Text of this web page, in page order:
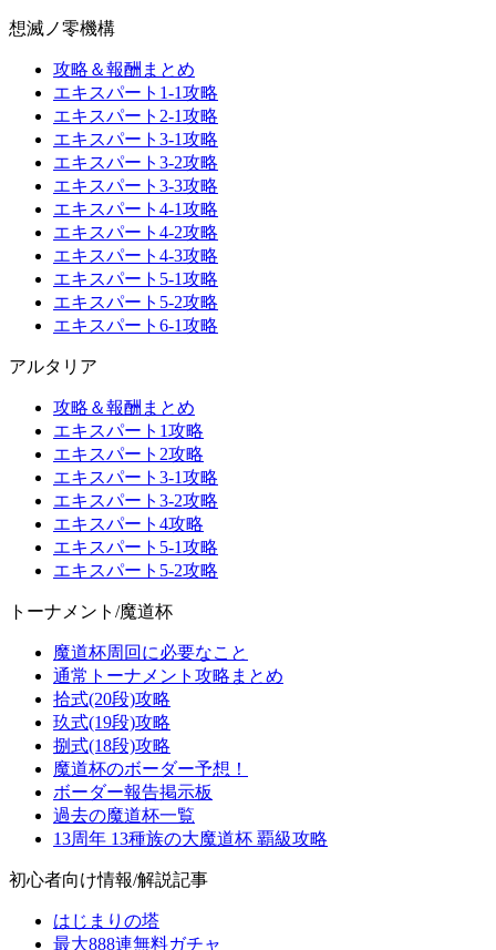
想滅ノ零機構
攻略＆報酬まとめ
エキスパート1-1攻略
エキスパート2-1攻略
エキスパート3-1攻略
エキスパート3-2攻略
エキスパート3-3攻略
エキスパート4-1攻略
エキスパート4-2攻略
エキスパート4-3攻略
エキスパート5-1攻略
エキスパート5-2攻略
エキスパート6-1攻略
アルタリア
攻略＆報酬まとめ
エキスパート1攻略
エキスパート2攻略
エキスパート3-1攻略
エキスパート3-2攻略
エキスパート4攻略
エキスパート5-1攻略
エキスパート5-2攻略
トーナメント/魔道杯
魔道杯周回に必要なこと
通常トーナメント攻略まとめ
拾式(20段)攻略
玖式(19段)攻略
捌式(18段)攻略
魔道杯のボーダー予想！
ボーダー報告掲示板
過去の魔道杯一覧
13周年 13種族の大魔道杯 覇級攻略
初心者向け情報/解説記事
はじまりの塔
最大888連無料ガチャ